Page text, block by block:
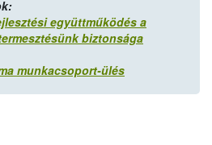
együttműködés a
biztonsága
munkacsoport-ülés